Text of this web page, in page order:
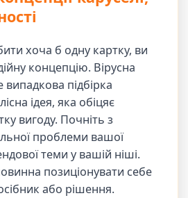
хоча б одну картку, ви
концепцію. Вірусна
підбірка
ідея, яка обіцяє
вигоду. Почніть з
проблеми вашої
теми у вашій ніші.
позиціонувати себе
або рішення.